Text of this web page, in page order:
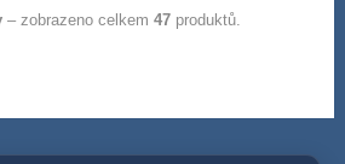
– zobrazeno celkem47 produktů.